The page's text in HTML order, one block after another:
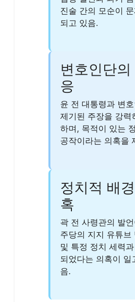
진술 간의 모순이
되고 있음.
변호인단의
응
윤 전 대통령과 변
제기된 주장을 강력
하며, 목적이 있는
공작이라는 의혹을
정치적 배
혹
곽 전 사령관의 발
주당의 지지 유튜브
및 특정 정치 세력
되었다는 의혹이 일
음.